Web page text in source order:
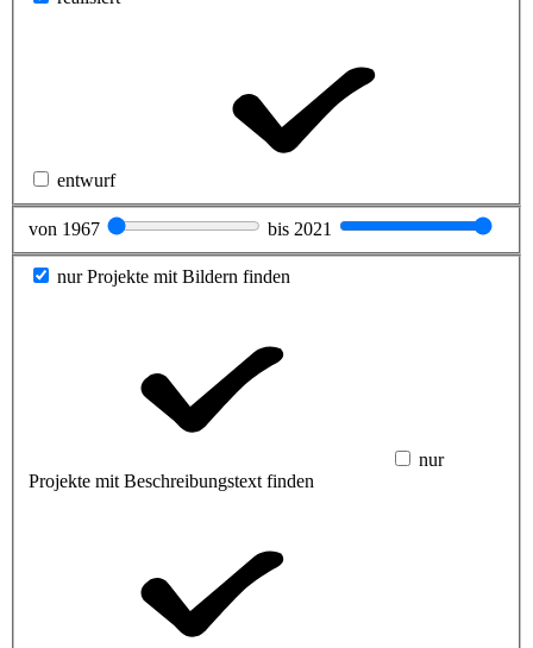
entwurf
von 1967 bis 2021
nur Projekte mit Bildern finden
nur
Projekte mit Beschreibungstext finden